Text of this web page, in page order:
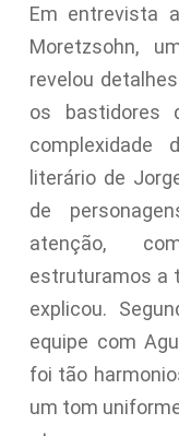
Em entrevista
Moretzsohn,
revelou
os bastidores
complexidade
literário de
de
atenção,
estruturamos a
explicou.
equipe com
foi tão
um tom